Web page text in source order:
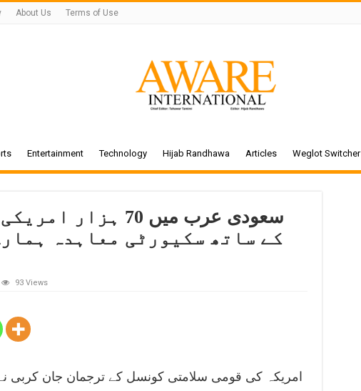
About Us Terms of Use
Entertainment Technology Hijab Randhawa Articles Weglot Switcher
سعودی عرب میں 70
کے ساتھ سکیورٹی معاہدہ
93 Views
امریکہ کی قومی سلامتی کونسل کے ترجمان جان کربی